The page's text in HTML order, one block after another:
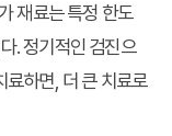
재료는 특정 한도
. 정기적인 검진으
료하면, 더 큰 치료로